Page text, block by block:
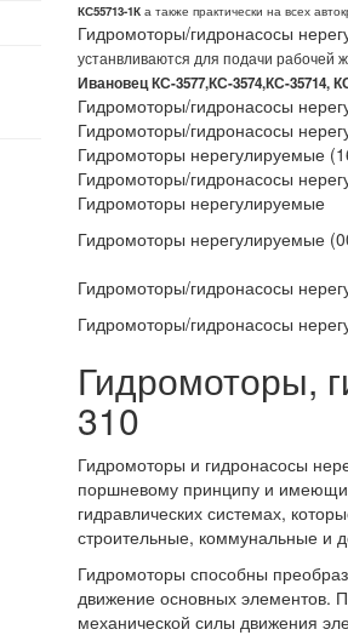
КС55713-1К а также практически на всех
Гидромоторы/гидронасосы
устанвливаются для подачи рабочей
Ивановец КС-3577,КС-3574,КС-35714,
Гидромоторы/гидронасосы
Гидромоторы/гидронасосы
Гидромоторы нерегулируемые
Гидромоторы/гидронасосы
Гидромоторы нерегулируемые
Гидромоторы нерегулируемые
Гидромоторы/гидронасосы
Гидромоторы/гидронасосы
Гидромоторы,
310
Гидромоторы и гидронасосы
поршневому принципу и
гидравлических системах,
строительные, коммунальные и
Гидромоторы способны
движение основных элементов.
механической силы движения